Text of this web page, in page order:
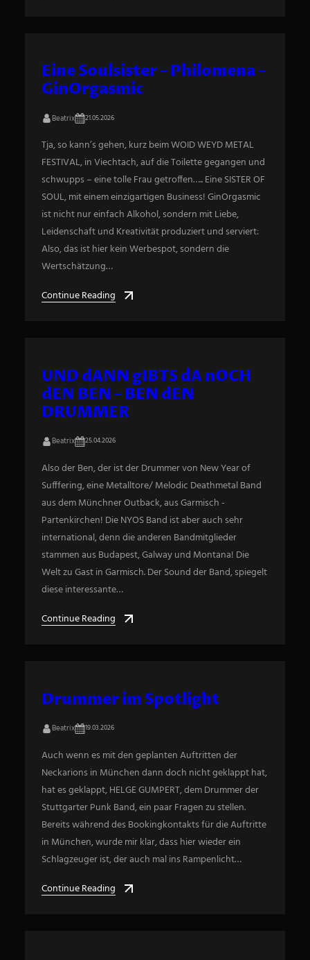
Eine Soulsister – Philomena –
GinOrgasmic
Beatrix 21.05.2026
Tja, so kann’s gehen, kurz beim WOID WEYD METAL
FESTIVAL, in Viechtach, auf die Toilette gegangen und
schwupps – eine tolle Frau getroffen….. Eine SISTER OF
SOUL, mit einem einzigartigen Business! GinOrgasmic
ist nicht nur einfach Alkohol, sondern mit Liebe,
Leidenschaft und Kreativität produziert und serviert:
Also, das ist hier kein Werbespot, sondern die
Wertschätzung…
Continue Reading
UND dANN gIBTS dA nOCH
dEN BEN – BEN dEN
DRUMMER
Beatrix 25.04.2026
Also der Ben, der ist der Drummer von New Year of
Sufffering, eine Metalltore/ Melodic Deathmetal Band
aus dem Münchner Outback, aus Garmisch -
Partenkirchen! Die NYOS Band ist aber auch sehr
international, denn die anderen Bandmitglieder
stammen aus Budapest, Galway und Montana! Die
Welt zu Gast in Garmisch. Der Sound der Band, spiegelt
diese interessante…
Continue Reading
Drummer im Spotlight
Beatrix 19.03.2026
Auch wenn es mit den geplanten Auftritten der
Neckarions in München dann doch nicht geklappt hat,
hat es geklappt, HELGE GUMPERT, dem Drummer der
Stuttgarter Punk Band, ein paar Fragen zu stellen.
Bereits während des Bookingkontakts für die Auftritte
in München, wurde mir klar, dass hier wieder ein
Schlagzeuger ist, der auch mal ins Rampenlicht…
Continue Reading